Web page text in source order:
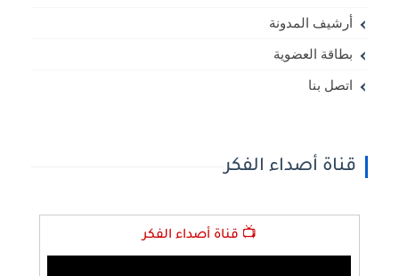
أرشيف المدونة
بطاقة العضوية
اتصل بنا
قناة أصداء الفكر
📺 قناة أصداء الفكر